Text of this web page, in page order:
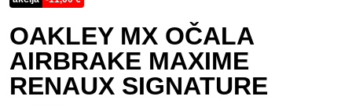
OAKLEY MX OČALA
AIRBRAKE MAXIME
RENAUX SIGNATURE